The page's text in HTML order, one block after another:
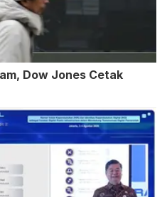
Dow Jones Cetak